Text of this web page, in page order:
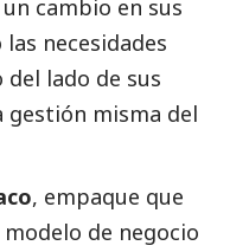
cambio en sus
necesidades
del lado de sus
gestión misma del
, empaque que
de negocio